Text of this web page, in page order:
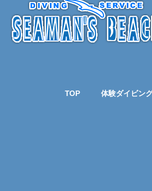
TOP 体験ダイビン